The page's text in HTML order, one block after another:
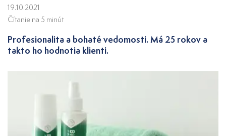
19.10.2021
Čítanie na 5 minút
Profesionalita a bohaté vedomosti. Má 25 rokov a
takto ho hodnotia klienti.